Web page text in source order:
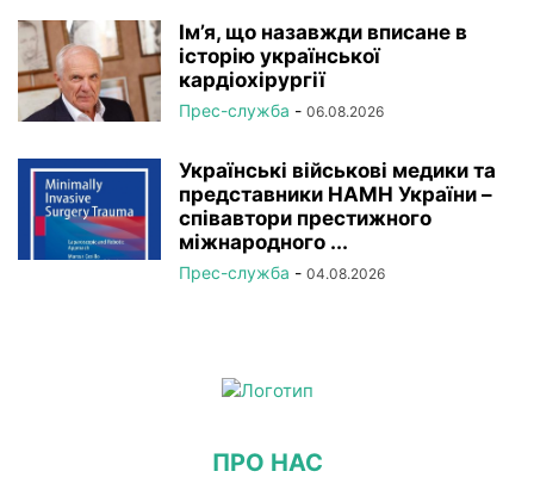
Ім’я, що назавжди вписане в
історію української
кардіохірургії
Прес-служба - 06.08.2026
Українські військові медики та
представники НАМН України –
співавтори престижного
міжнародного ...
Прес-служба - 04.08.2026
ПРО НАС